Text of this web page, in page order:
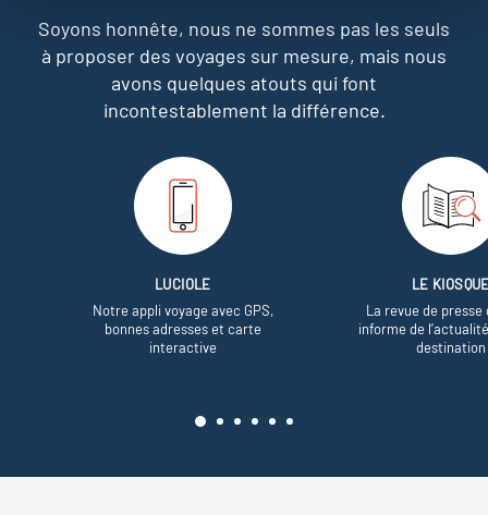
Soyons honnête, nous ne sommes pas les seuls
à proposer des voyages sur mesure, mais nous
avons quelques atouts qui font
incontestablement la différence.
LUCIOLE
Notre appli voyage avec GPS,
bonnes adresses et carte
interactive
LE
La revue de presse
informe de
destination